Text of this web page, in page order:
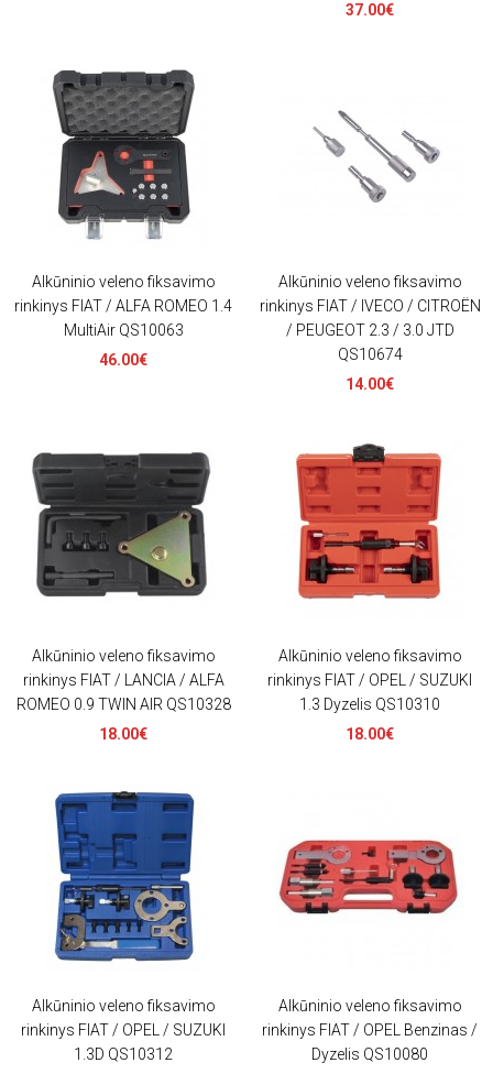
37.00€
Alkūninio veleno fiksavimo
rinkinys FIAT / ALFA ROMEO 1.4
MultiAir QS10063
46.00€
Alkūninio veleno fiksavimo
rinkinys FIAT / IVECO / CITROËN
/ PEUGEOT 2.3 / 3.0 JTD
QS10674
14.00€
Alkūninio veleno fiksavimo
rinkinys FIAT / LANCIA / ALFA
ROMEO 0.9 TWIN AIR QS10328
18.00€
Alkūninio veleno fiksavimo
rinkinys FIAT / OPEL / SUZUKI
1.3 Dyzelis QS10310
18.00€
Alkūninio veleno fiksavimo
rinkinys FIAT / OPEL / SUZUKI
1.3D QS10312
Alkūninio veleno fiksavimo
rinkinys FIAT / OPEL Benzinas /
Dyzelis QS10080